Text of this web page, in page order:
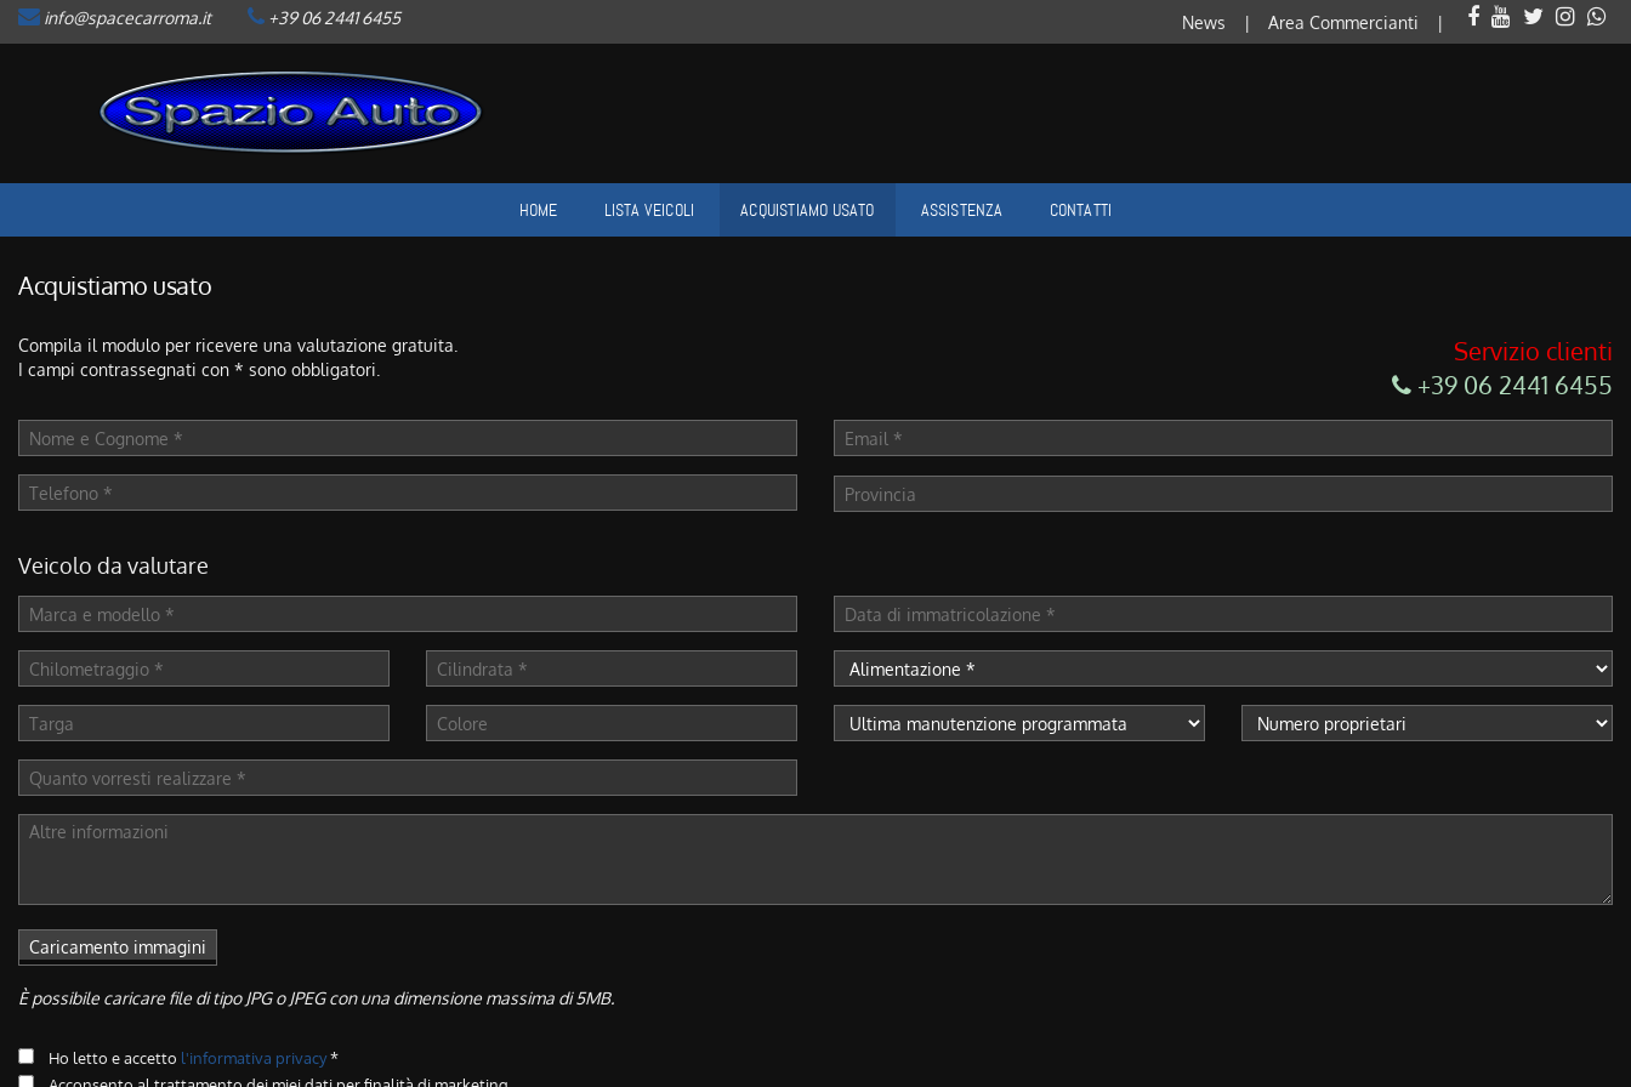
LISTA VEICOLI
AREA COMMERCIANTI
info@spacecarroma.it +39 06 2441 6455 News Area Commercianti
HOME LISTA VEICOLI ACQUISTIAMO USATO ASSISTENZA CONTATTI
Acquistiamo usato
Compila il modulo per ricevere una valutazione gratuita.
I campi contrassegnati con * sono obbligatori.
Servizio clienti
+39 06 2441 6455
Veicolo da valutare
È possibile caricare file di tipo JPG o JPEG con una dimensione massima di 5MB.
Ho letto e accetto l'informativa privacy*